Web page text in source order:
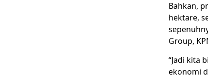
Bahkan,
hektare,
Group,
“Jadi kita
ekonomi